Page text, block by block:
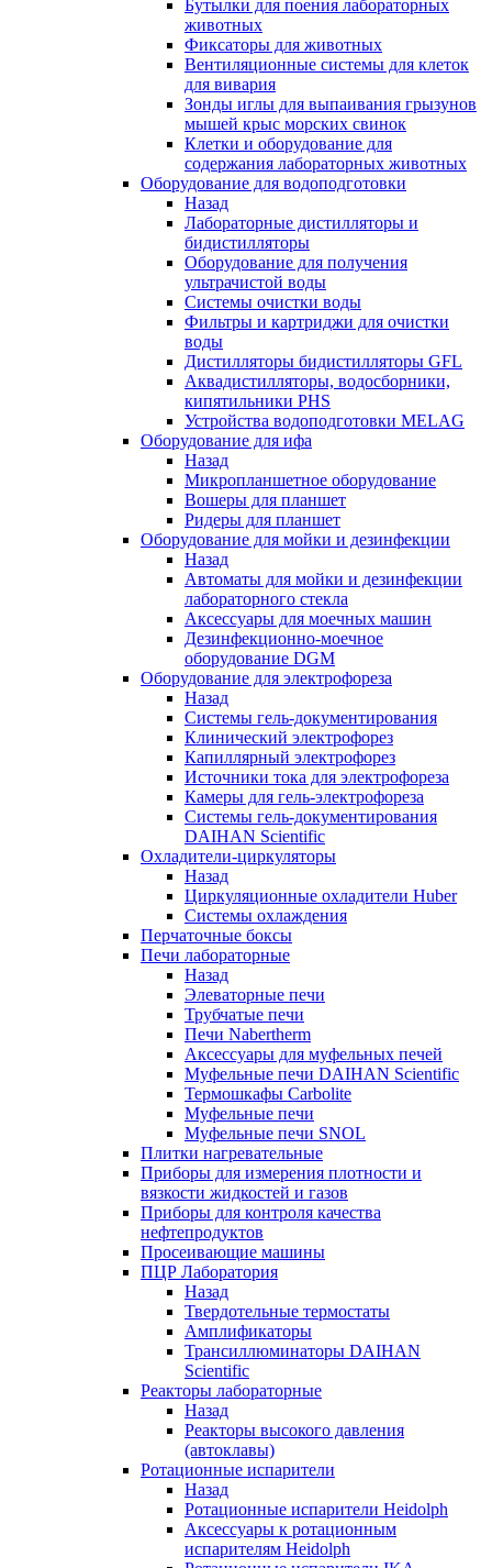
Бутылки для поения лабораторных
животных
Фиксаторы для животных
Вентиляционные системы для клеток
для вивария
Зонды иглы для выпаивания грызунов
мышей крыс морских свинок
Клетки и оборудование для
содержания лабораторных животных
Оборудование для водоподготовки
Назад
Лабораторные дистилляторы и
бидистилляторы
Оборудование для получения
ультрачистой воды
Системы очистки воды
Фильтры и картриджи для очистки
воды
Дистилляторы бидистилляторы GFL
Аквадистилляторы, водосборники,
кипятильники PHS
Устройства водоподготовки MELAG
Оборудование для ифа
Назад
Микропланшетное оборудование
Вошеры для планшет
Ридеры для планшет
Оборудование для мойки и дезинфекции
Назад
Автоматы для мойки и дезинфекции
лабораторного стекла
Аксессуары для моечных машин
Дезинфекционно-моечное
оборудование DGM
Оборудование для электрофореза
Назад
Системы гель-документирования
Клинический электрофорез
Капиллярный электрофорез
Источники тока для электрофореза
Камеры для гель-электрофореза
Системы гель-документирования
DAIHAN Scientific
Охладители-циркуляторы
Назад
Циркуляционные охладители Huber
Системы охлаждения
Перчаточные боксы
Печи лабораторные
Назад
Элеваторные печи
Трубчатые печи
Печи Nabertherm
Аксессуары для муфельных печей
Муфельные печи DAIHAN Scientific
Термошкафы Carbolite
Муфельные печи
Муфельные печи SNOL
Плитки нагревательные
Приборы для измерения плотности и
вязкости жидкостей и газов
Приборы для контроля качества
нефтепродуктов
Просеивающие машины
ПЦР Лаборатория
Назад
Твердотельные термостаты
Амплификаторы
Трансиллюминаторы DAIHAN
Scientific
Реакторы лабораторные
Назад
Реакторы высокого давления
(автоклавы)
Ротационные испарители
Назад
Ротационные испарители Heidolph
Аксессуары к ротационным
испарителям Heidolph